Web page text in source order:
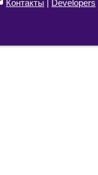
Контакты | Developers